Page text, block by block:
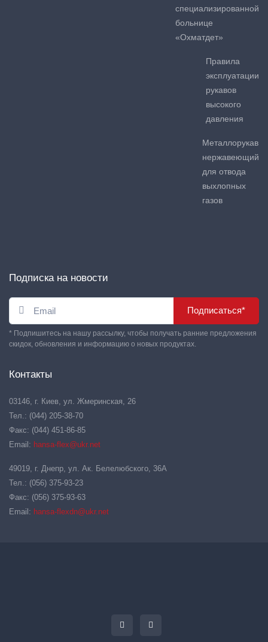
специализированной
больнице
«Охматдет»
Правила
эксплуатации
рукавов
высокого
давления
Металлорукав
нержавеющий
для отвода
выхлопных
газов
Подписка на новости
Подписаться*
* Подпишитесь на нашу рассылку, чтобы получать ранние предложения
скидок, обновления и информацию о новых продуктах.
Контакты
03146, г. Киев, ул. Жмеринская, 26
Тел.: (044) 205-38-70
Факс: (044) 451-86-85
Email: hansa-flex@ukr.net
49019, г. Днепр, ул. Ак. Белелюбского, 36А
Тел.: (056) 375-93-23
Факс: (056) 375-93-63
Email: hansa-flexdn@ukr.net